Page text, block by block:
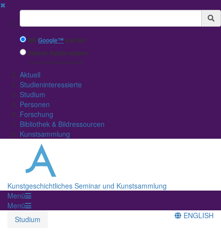
✖
Suchbegriff
MitGoogle™ suchen
Interne Suche nutzen
(eingeschränkte Ergebnisqualität)
Aktuell
Studieninteressierte
Studium
Personen
Forschung
Bibliothek & Bildressourcen
Kunstsammlung
Kunstgeschichtliches Seminar und Kunstsammlung
Menü
Menü
Studium
ENGLISH